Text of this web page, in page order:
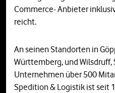
Commerce- Anbieter
reicht.
An seinen Standorten in
Württemberg, und Wilsdruff,
Unternehmen über 500
Spedition & Logistik ist seit